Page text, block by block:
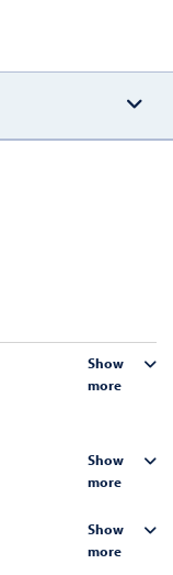
Show
more
Show
more
Show
more